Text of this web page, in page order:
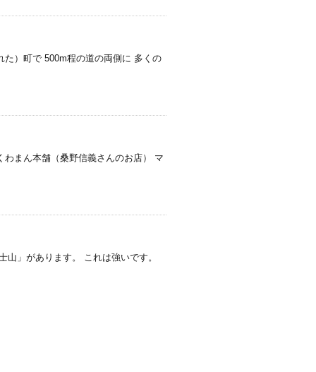
）町で 500m程の道の両側に 多くの
まん本舗（桑野信義さんのお店） マ
」があります。 これは強いです。